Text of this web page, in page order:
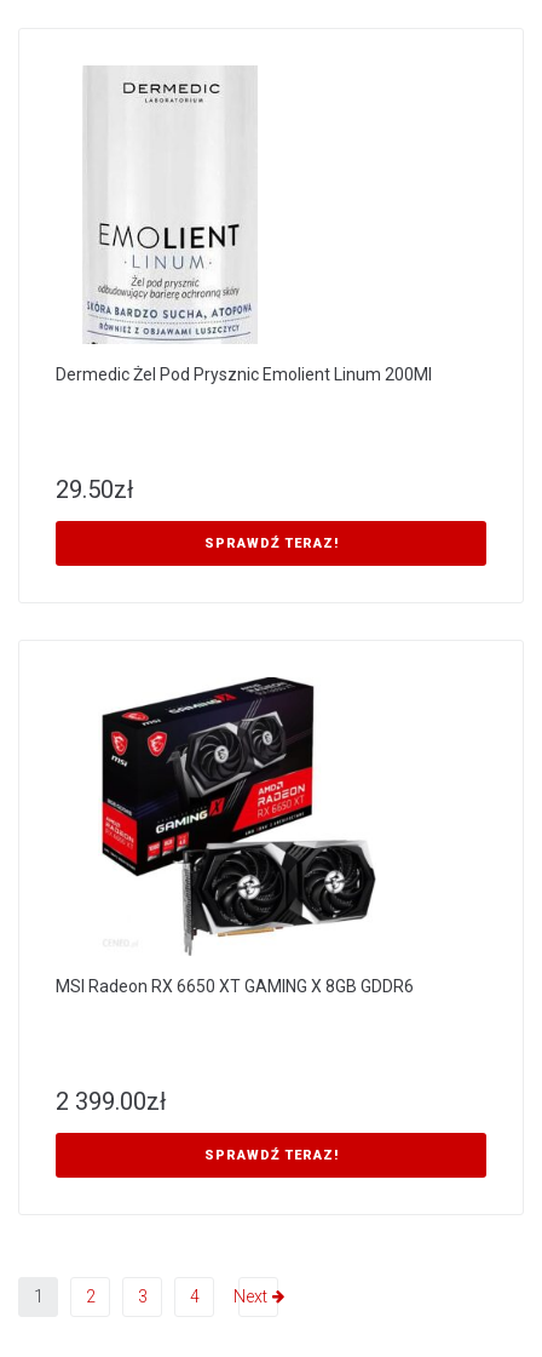
Dermedic Żel Pod Prysznic Emolient Linum 200Ml
29.50zł
SPRAWDŹ TERAZ!
MSI Radeon RX 6650 XT GAMING X 8GB GDDR6
2 399.00zł
SPRAWDŹ TERAZ!
1 2 3 4 Next